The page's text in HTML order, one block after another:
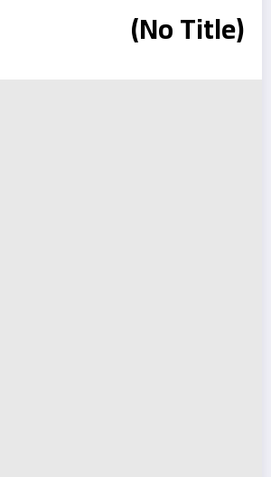
(No Title)